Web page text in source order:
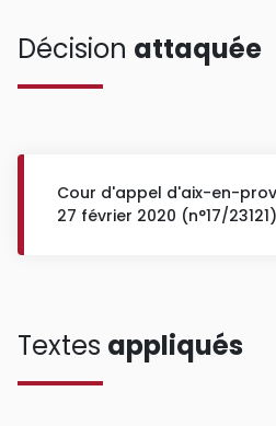
Décision attaquée
Cour d'appel d'aix-en-
27 février 2020 (n°17/23121)
Textes appliqués